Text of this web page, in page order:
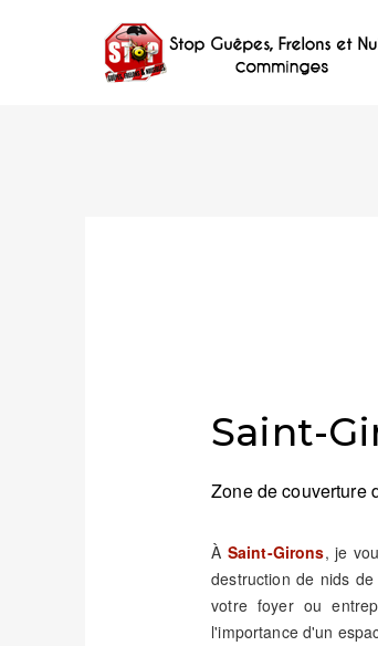
Saint-
Zone de couverture
À Saint-Girons, je
destruction de nids
votre foyer ou
l'importance d'un